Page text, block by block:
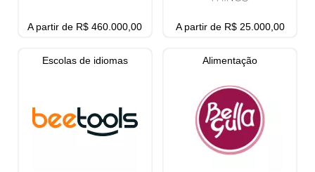
A partir de R$ 460.000,00 A partir de R$ 25.000,00
Escolas de idiomas Alimentação